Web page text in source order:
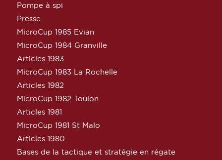
Pompe à spi
Presse
MicroCup 1985 Evian
MicroCup 1984 Granville
Articles 1983
MicroCup 1983 La Rochelle
Articles 1982
MicroCup 1982 Toulon
Articles 1981
MicroCup 1981 St Malo
Articles 1980
Bases de la tactique et stratégie en régate